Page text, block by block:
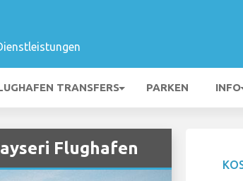
TRANSFERS PARKEN INFO
Flughafen